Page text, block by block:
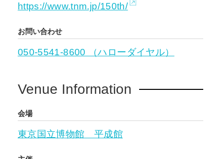
https://www.tnm.jp/150th/
お問い合わせ
050-5541-8600 （ハローダイヤル）
Venue Information
会場
東京国立博物館 平成館